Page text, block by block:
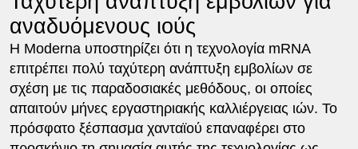
αναδυόμενους ιούς
Η Moderna υποστηρίζει ότι η τεχνολογία mRNA
επιτρέπει πολύ ταχύτερη ανάπτυξη εμβολίων σε
σχέση με τις παραδοσιακές μεθόδους, οι οποίες
απαιτούν μήνες εργαστηριακής καλλιέργειας ιών. Το
πρόσφατο ξέσπασμα χανταϊού επαναφέρει στο